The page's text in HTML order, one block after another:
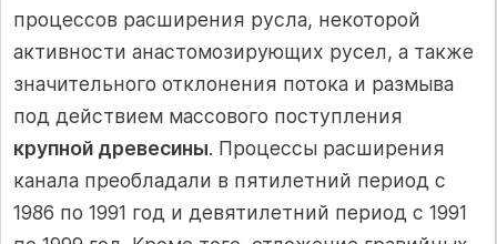
процессов расширения русла, некоторой
активности анастомозирующих русел, а также
значительного отклонения потока и размыва
под действием массового поступления
крупной древесины. Процессы расширения
канала преобладали в пятилетний период с
1986 по 1991 год и девятилетний период с 1991